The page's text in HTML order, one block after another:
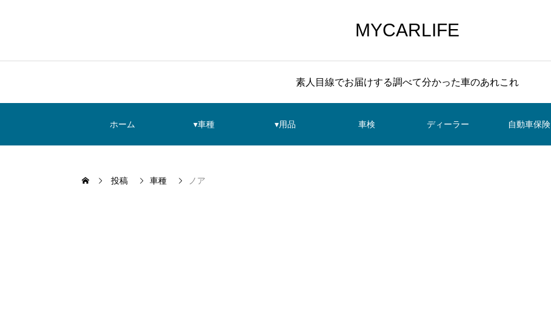
MYCARLIFE
素人目線でお届けする調べて分かった車のあれこれ
ホーム ▾車種 ▾用品 車検 ディーラー 自動車保険
投稿 車種 ノア